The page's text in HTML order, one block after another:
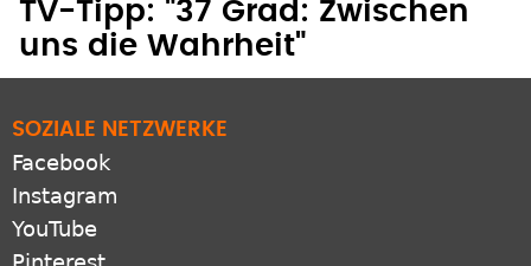
TV-Tipp: "37 Grad: Zwischen
SOZIALE NETZWERKE
Facebook
Instagram
YouTube